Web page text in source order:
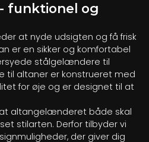
funktionel og
at nyde udsigten og få frisk
er en sikker og komfortabel
stålgelændere til
til altaner er konstrueret med
for øje og er designet til at
altangelænderet både skal
stilarten. Derfor tilbyder vi
der giver dig